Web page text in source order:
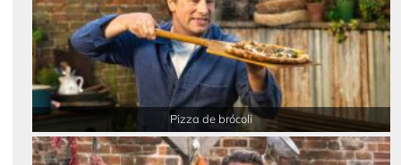
Pizza de brócoli